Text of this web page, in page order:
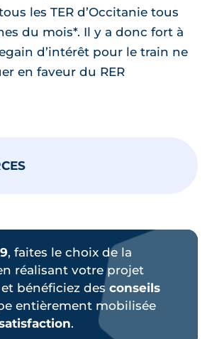
les TER d’Occitanie tous
du mois*. Il y a donc fort à
d’intérêt pour le train ne
en faveur du RER
, faites le choix de la
réalisant votre projet
bénéficiez des conseils
entièrement mobilisée
.